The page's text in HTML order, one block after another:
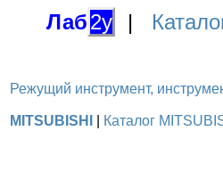
Лаб2у |
Режущий инструмент,
MITSUBISHI Каталог